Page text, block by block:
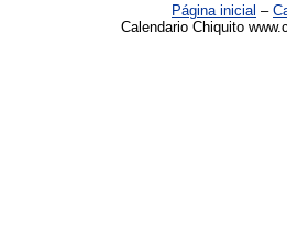
Página inicial –
Calendario Chiquito